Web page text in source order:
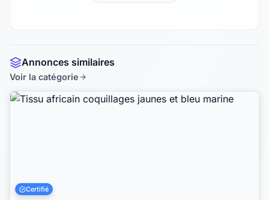
Annonces similaires
Voir la catégorie
Certifié